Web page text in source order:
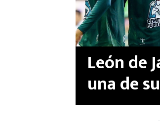
León de
una de
verano: